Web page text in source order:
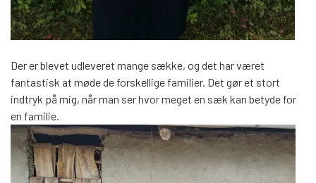
Der er blevet udleveret mange sække, og det har været
fantastisk at møde de forskellige familier. Det gør et stort
indtryk på mig, når man ser hvor meget en sæk kan betyde for
en familie.